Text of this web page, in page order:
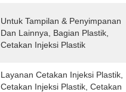
Untuk Tampilan & Penyimpanan
Dan Lainnya, Bagian Plastik,
Cetakan Injeksi Plastik
Layanan Cetakan Injeksi Plastik,
Cetakan Injeksi Plastik, Cetakan